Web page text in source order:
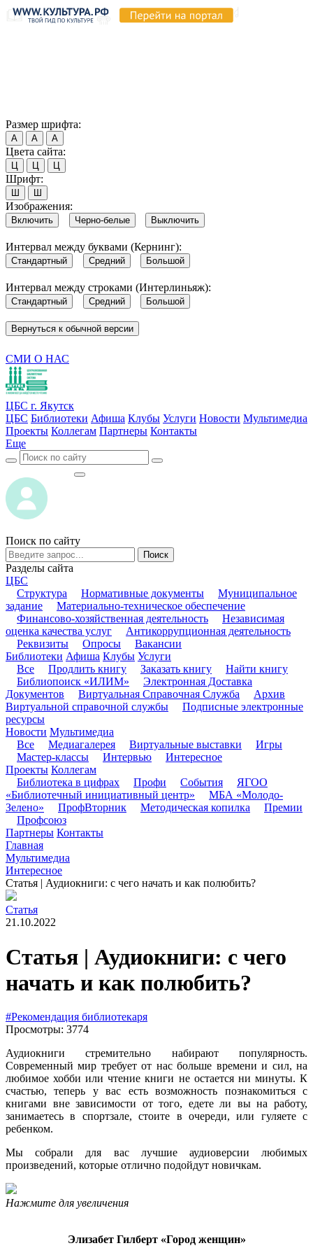
Размер шрифта:
А А А
Цвета сайта:
Ц Ц Ц
Шрифт:
Ш Ш
Изображения:
Включить Черно-белые Выключить
Интервал между буквами (Кернинг):
Стандартный Средний Большой
Интервал между строками (Интерлиньяж):
Стандартный Средний Большой
Вернуться к обычной версии
СМИ О НАС
ЦБС г. Якутск
ЦБС Библиотеки Афиша Клубы Услуги Новости Мультимедиа
Проекты Коллегам Партнеры Контакты
Еще
Поиск по сайту
Поиск
Разделы сайта
ЦБС
Структура
Нормативные документы
Муниципальное
задание
Материально-техническое обеспечение
Финансово-хозяйственная деятельность
Независимая
оценка качества услуг
Антикоррупционная деятельность
Реквизиты
Опросы
Вакансии
Библиотеки Афиша Клубы Услуги
Все
Продлить книгу Заказать книгу
Найти книгу
Библиопоиск «ИЛИМ»
Электронная Доставка
Документов
Виртуальная Справочная Служба
Архив
Виртуальной справочной службы
Подписные электронные
ресурсы
Новости Мультимедиа
Все
Медиагалерея Виртуальные выставки
Игры
Мастер-классы
Интервью
Интересное
Проекты Коллегам
Библиотека в цифрах
Профи События
ЯГОО
«Библиотечный инициативный центр»
МБА «Молодо-
Зелено»
ПрофВторник Методическая копилка
Премии
Профсоюз
Партнеры Контакты
Главная
Мультимедиа
Интересное
Статья | Аудиокниги: с чего начать и как полюбить?
Статья
21.10.2022
Статья | Аудиокниги: с чего
начать и как полюбить?
#Рекомендация библиотекаря
Просмотры: 3774
Аудиокниги стремительно набирают популярность.
Современный мир требует от нас больше времени и сил, на
любимое хобби или чтение книги не остается ни минуты. К
счастью, теперь у вас есть возможность познакомиться с
книгами вне зависимости от того, едете ли вы на работу,
занимаетесь в спортзале, стоите в очереди, или гуляете с
ребенком.
Мы собрали для вас лучшие аудиоверсии любимых
произведений, которые отлично подойдут новичкам.
Нажмите для увеличения
Элизабет Гилберт «Город женщин»